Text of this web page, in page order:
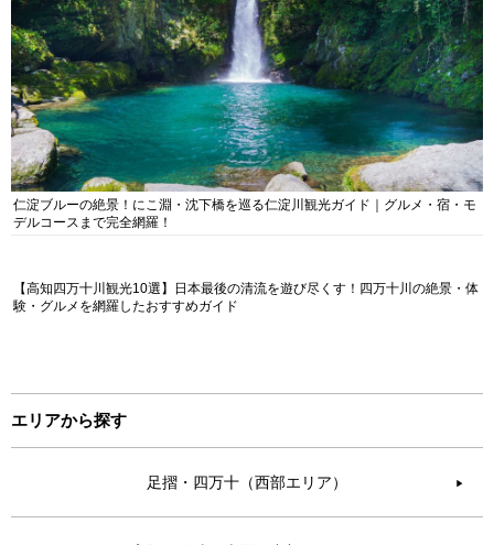
仁淀ブルーの絶景！にこ淵・沈下橋を巡る仁淀川観光ガイド｜グルメ・宿・モ
デルコースまで完全網羅！
【高知四万十川観光10選】日本最後の清流を遊び尽くす！四万十川の絶景・体
験・グルメを網羅したおすすめガイド
エリアから探す
足摺・四万十（西部エリア） ▶︎